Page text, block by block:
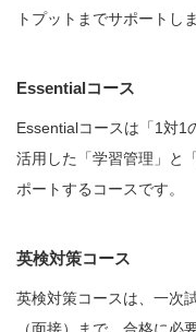
トプットまでサポートしま
Essentialコース
Essentialコースは「1対1
活用した「学習管理」と
ポートするコースです。
英検対策コース
英検対策コースは、一次